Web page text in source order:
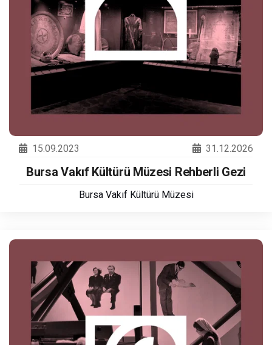
15.09.2023 31.12.2026
Bursa Vakıf Kültürü Müzesi Rehberli Gezi
Bursa Vakıf Kültürü Müzesi